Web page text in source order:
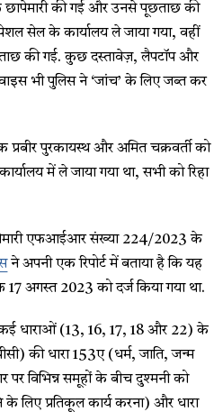
की गई और उनसे पूछताछ की
सेल के कार्यालय ले जाया गया, वहीं
की गई. कुछ दस्तावेज़, लैपटॉप और
भी पुलिस ने ‘जांच’ के लिए जब्त कर
पुरकायस्थ और अमित चक्रवर्ती को
में ले जाया गया था, सभी को रिहा
एफआईआर संख्या 224/2023 के
ने अपनी एक रिपोर्ट में बताया है कि यह
अगस्त 2023 को दर्ज किया गया था.
धाराओं (13, 16, 17, 18 और 22) के
की धारा 153ए (धर्म, जाति, जन्म
पर विभिन्न समूहों के बीच दुश्मनी को
के लिए प्रतिकूल कार्य करना) और धारा